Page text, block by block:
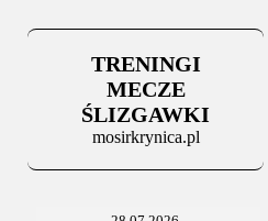
Za trzy tygodnie na lód
06.07.2025
Stowarzyszenie po Walnym
TRENINGI
MECZE
ŚLIZGAWKI
mosirkrynica.pl